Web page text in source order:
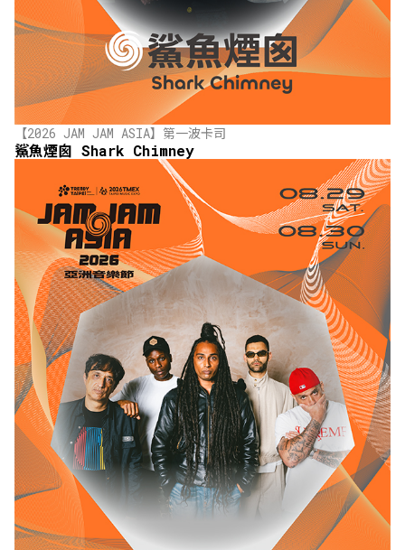
【2026 JAM JAM ASIA】第一波卡司
鯊魚煙囪 Shark Chimney